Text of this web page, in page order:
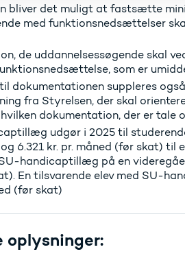
bliver det muligt at fastsætte
med funktionsnedsættelser
de uddannelsessøgende skal
som er
dokumentationen suppleres
fra Styrelsen, der skal
dokumentation, der er tale
udgør i 2025 til
6.321 kr. pr. måned (før skat) til
handicaptillæg på en
En tilsvarende elev med SU-
(før skat)
oplysninger: